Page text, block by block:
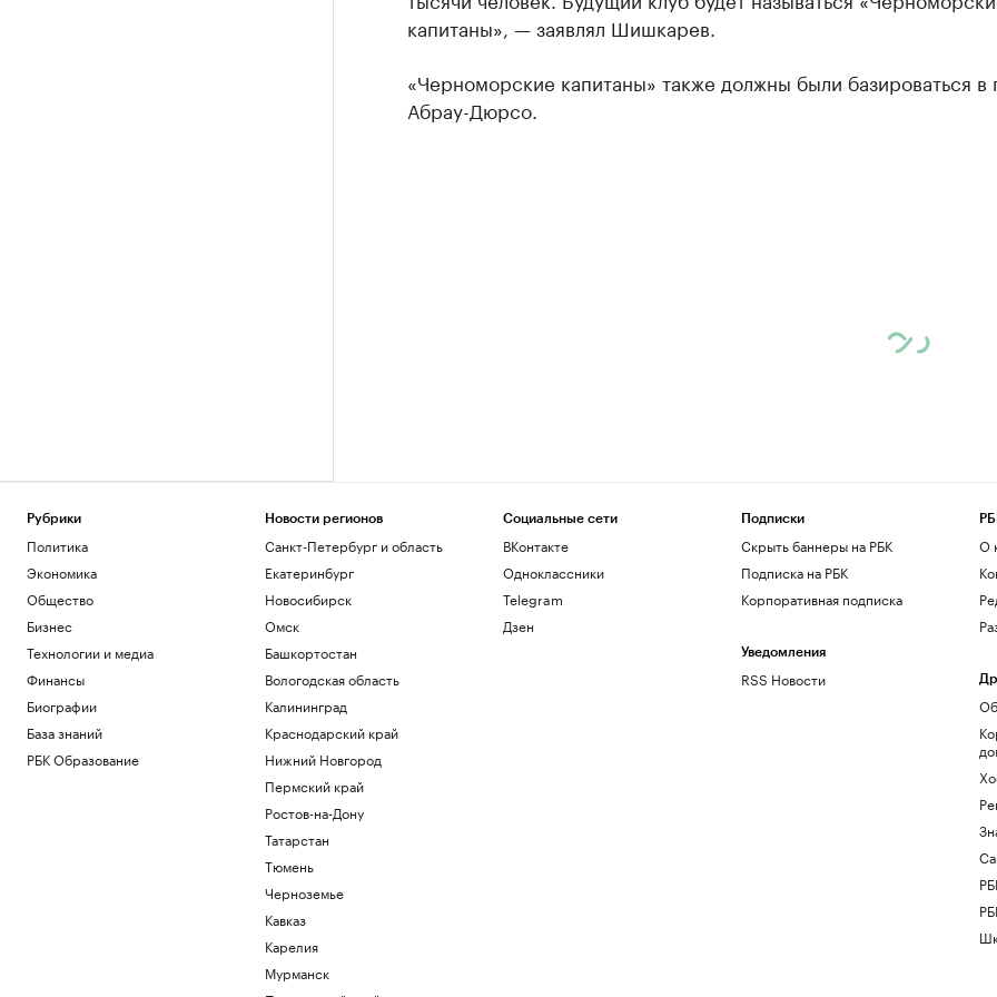
капитаны», — заявлял Шишкарев.
«Черноморские капитаны» также должны были базироваться в
Абрау-Дюрсо.
Рубрики
Политика
Экономика
Общество
Бизнес
Технологии и медиа
Финансы
Биографии
База знаний
РБК Образование
Новости регионов
Санкт-Петербург и область
Екатеринбург
Новосибирск
Омск
Башкортостан
Вологодская область
Калининград
Краснодарский край
Нижний Новгород
Пермский край
Ростов-на-Дону
Татарстан
Тюмень
Черноземье
Кавказ
Карелия
Мурманск
Социальные сети
ВКонтакте
Одноклассники
Telegram
Дзен
Подписки
Скрыть баннеры на РБК
Подписка на РБК
Корпоративная подписка
Уведомления
RSS Новости
О